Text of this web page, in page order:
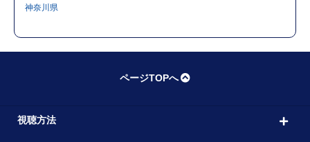
神奈川県
ページTOPへ
視聴方法